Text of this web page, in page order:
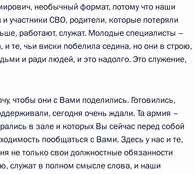
14
сообщества
5
необычный формат, потому что наши
участники СВО, родители, которые потеряли
работают, служат. Молодые специалисты –
те, чьи виски побелила седина, но они в строю,
и ради людей, и это надолго. Это служение,
чтобы они с Вами поделились. Готовились,
сегодня очень ждали. Та армия –
в зале и которых Вы сейчас перед собой
пообщаться с Вами. Здесь у нас и те,
не только свои должностные обязанности
служат в полном смысле слова, и наши